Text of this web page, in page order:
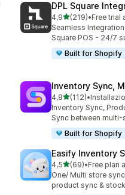
DPL Square
4,9stelle su 5
(219)
219 recensioni totali
•Free trial
Seamless
Square POS - 24/7
Built for Shopify
Inventory Sync,
4,8stelle su 5
(112)
112 recensioni totali
•
Inventory Sync,
Sync between multi-
Built for Shopify
Easify Inventory
4,5stelle su 5
(69)
69 recensioni totali
•Free plan
One/ Multi store
product sync &